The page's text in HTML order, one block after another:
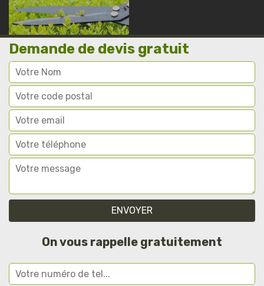
Demande de devis gratuit
On vous rappelle gratuitement